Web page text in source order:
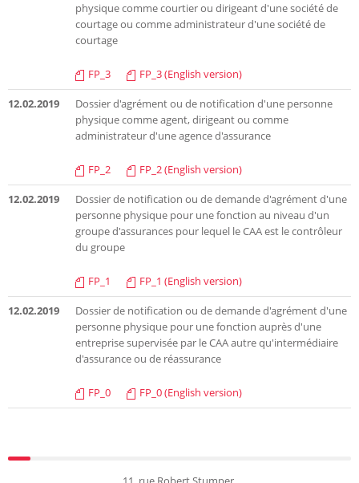
physique comme courtier ou dirigeant d'une société de
courtage ou comme administrateur d'une société de
courtage
FP_3 FP_3 (English version)
12.02.2019
Dossier d'agrément ou de notification d'une personne
physique comme agent, dirigeant ou comme
administrateur d'une agence d'assurance
FP_2 FP_2 (English version)
12.02.2019
Dossier de notification ou de demande d'agrément d'une
personne physique pour une fonction au niveau d'un
groupe d'assurances pour lequel le CAA est le contrôleur
du groupe
FP_1 FP_1 (English version)
12.02.2019
Dossier de notification ou de demande d'agrément d'une
personne physique pour une fonction auprès d'une
entreprise supervisée par le CAA autre qu'intermédiaire
d'assurance ou de réassurance
FP_0 FP_0 (English version)